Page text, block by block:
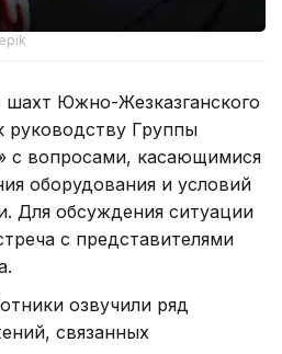
Южно-Жезказганского
руководству Группы
с вопросами, касающимися
оборудования и условий
Для обсуждения ситуации
с представителями
озвучили ряд
связанных